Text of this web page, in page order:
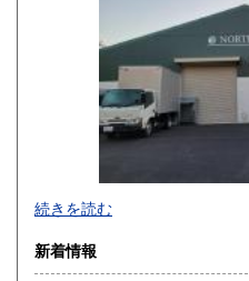
350円
350円
宮崎県
沖縄県
・書店様、公共機関様からの
続きを読む
新着情報